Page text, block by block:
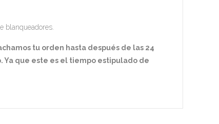
blanqueadores.
tu orden hasta después de las 24
Ya que este es el tiempo estipulado de